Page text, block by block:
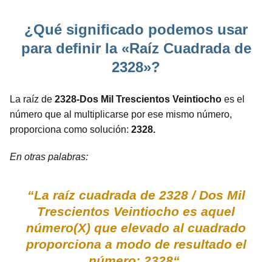
¿Qué significado podemos usar
para definir la «Raíz Cuadrada de
2328»?
La raíz de 2328-Dos Mil Trescientos Veintiocho es el
número que al multiplicarse por ese mismo número,
proporciona como solución: 2328.
En otras palabras:
“La raíz cuadrada de 2328 / Dos Mil
Trescientos Veintiocho es aquel
número(X) que elevado al cuadrado
proporciona a modo de resultado el